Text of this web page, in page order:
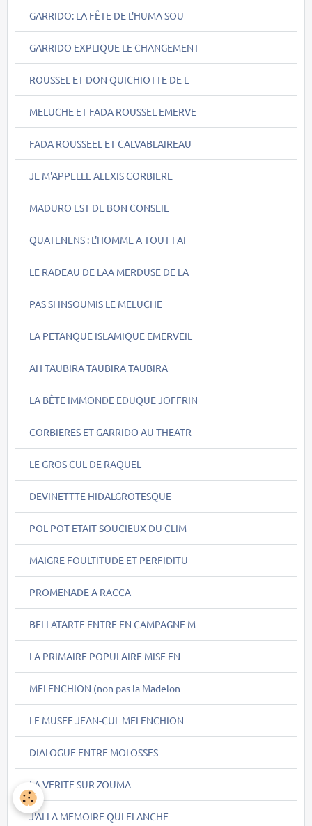
GARRIDO: LA FÊTE DE L'HUMA SOU
GARRIDO EXPLIQUE LE CHANGEMENT
ROUSSEL ET DON QUICHIOTTE DE L
MELUCHE ET FADA ROUSSEL EMERVE
FADA ROUSSEEL ET CALVABLAIREAU
JE M'APPELLE ALEXIS CORBIERE
MADURO EST DE BON CONSEIL
QUATENENS : L'HOMME A TOUT FAI
LE RADEAU DE LAA MERDUSE DE LA
PAS SI INSOUMIS LE MELUCHE
LA PETANQUE ISLAMIQUE EMERVEIL
AH TAUBIRA TAUBIRA TAUBIRA
LA BÊTE IMMONDE EDUQUE JOFFRIN
CORBIERES ET GARRIDO AU THEATR
LE GROS CUL DE RAQUEL
DEVINETTTE HIDALGROTESQUE
POL POT ETAIT SOUCIEUX DU CLIM
MAIGRE FOULTITUDE ET PERFIDITU
PROMENADE A RACCA
BELLATARTE ENTRE EN CAMPAGNE M
LA PRIMAIRE POPULAIRE MISE EN
MELENCHION (non pas la Madelon
LE MUSEE JEAN-CUL MELENCHION
DIALOGUE ENTRE MOLOSSES
LA VERITE SUR ZOUMA
J'AI LA MEMOIRE QUI FLANCHE